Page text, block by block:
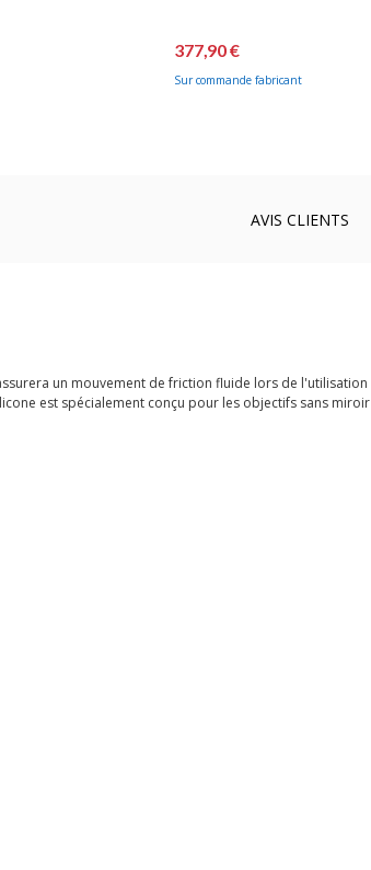
377,90 €
Sur commande fabricant
AVIS CLIENTS
un mouvement de friction fluide lors de l'utilisation
est spécialement conçu pour les objectifs sans miroir